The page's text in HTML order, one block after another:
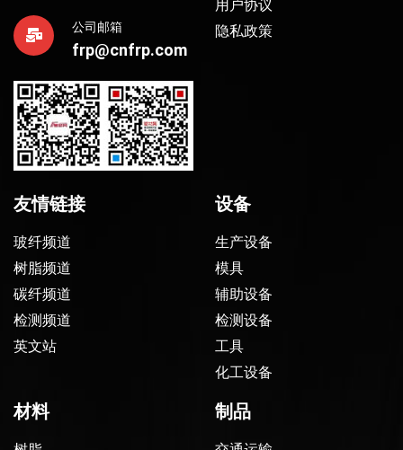
公司邮箱
frp@cnfrp.com
用户协议
隐私政策
友情链接
玻纤频道
树脂频道
碳纤频道
检测频道
英文站
设备
生产设备
模具
辅助设备
检测设备
工具
化工设备
材料 制品